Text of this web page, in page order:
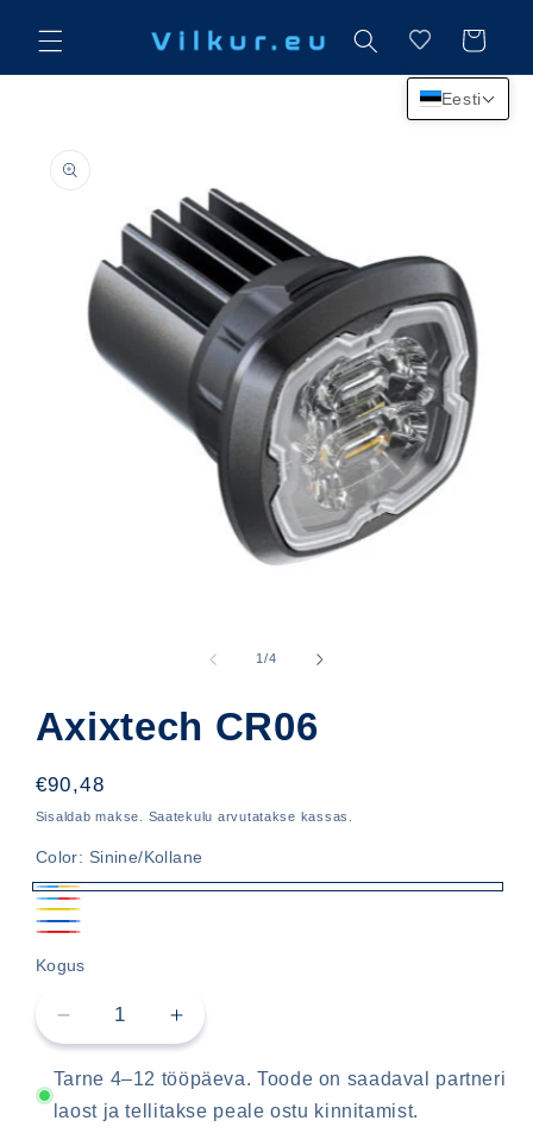
sisu
juurde
Käru
tooteteabe
juurde
1/kohta
4
Axixtech CR06
Hind
€90,48
Sisaldab makse. Saatekulu arvutatakse kassas.
Color: Sinine/Kollane
Sinine/Kollane
Sinine/Punane
Kollane
Sinine
Kogus
Vähenda
Axixtech
CR06
Lisa
Axixtech
CR06
Tarne 4–12 tööpäeva. Toode on saadaval partneri
laost ja tellitakse peale ostu kinnitamist.
Eesti